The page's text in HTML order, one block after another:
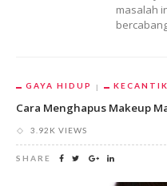
masalah
GAYA HIDUP
Cara Menghapus Makeup
3.92K VIEWS
SHARE